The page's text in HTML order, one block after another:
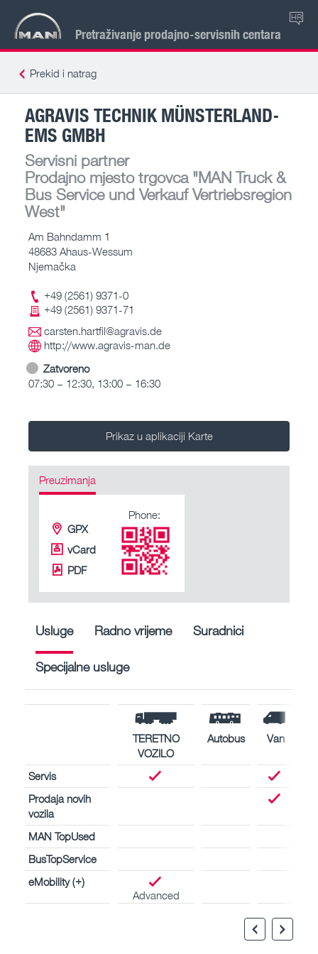
Pretraživanje prodajno-servisnih centara
HR
Prekid i natrag
AGRAVIS TECHNIK MÜNSTERLAND-
EMS GMBH
Servisni partner
Prodajno mjesto trgovca"MAN Truck &
Bus Service und Verkauf Vertriebsregion
West"
Am Bahndamm 1
48683 Ahaus-Wessum
Njemačka
+49 (2561) 9371-0
+49 (2561) 9371-71
carsten.hartfil@agravis.de
http://www.agravis-man.de
Zatvoreno
07:30 – 12:30, 13:00 – 16:30
Prikaz u aplikaciji Karte
Preuzimanja
GPX
vCard
PDF
Phone:
Usluge Radno vrijeme Suradnici
Specijalne usluge
TERETNO
VOZILO
Autobus Van
Servis
Prodaja novih
vozila
MAN TopUsed
BusTopService
eMobility (+)
Advanced